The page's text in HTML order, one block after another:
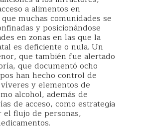
a alimentos en
muchas comunidades se
y posicionándose
en zonas en las que la
es deficiente o nula. Un
que también fue alertado
que documentó ocho
han hecho control de
y elementos de
alcohol, además de
de acceso, como estrategia
flujo de personas,